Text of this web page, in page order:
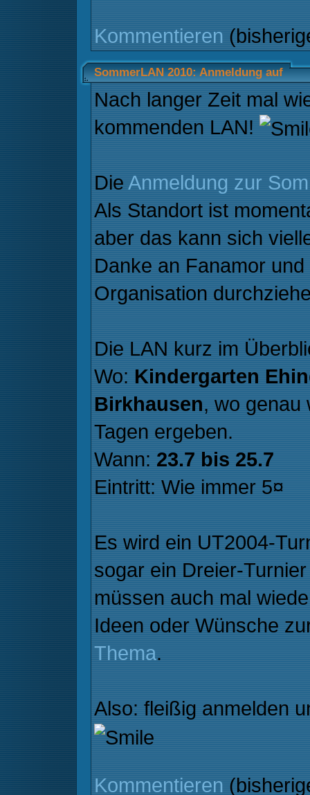
Kommentieren
SommerLAN 2010: Anmeldung auf
Nach langer Zeit mal
kommenden LAN!
Die Anmeldung zur
Als Standort ist
aber das kann sich
Danke an Fanamor
Organisation
Die LAN kurz im
Wo: Kindergarten
Birkhausen, wo genau
Tagen ergeben.
Wann: 23.7 bis 25.7
Eintritt: Wie immer 5¤
Es wird ein UT2004-
sogar ein Dreier-
müssen auch mal
Ideen oder Wünsche
Thema.
Also: fleißig anmelden
Kommentieren